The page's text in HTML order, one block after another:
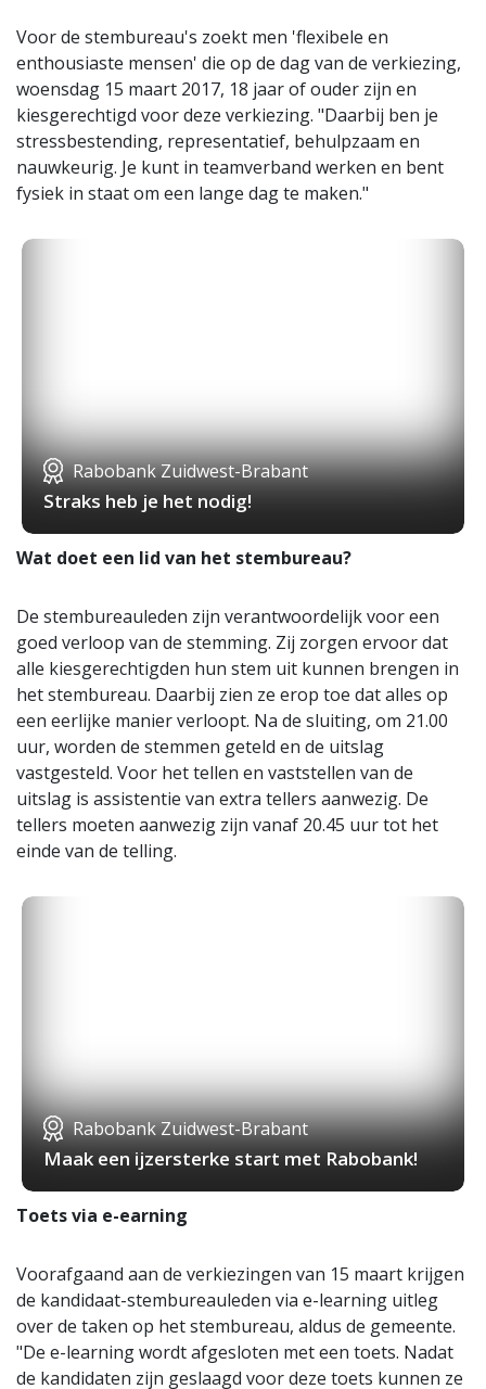
Voor de stembureau's zoekt men 'flexibele en
enthousiaste mensen' die op de dag van de verkiezing,
woensdag 15 maart 2017, 18 jaar of ouder zijn en
kiesgerechtigd voor deze verkiezing. "Daarbij ben je
stressbestending, representatief, behulpzaam en
nauwkeurig. Je kunt in teamverband werken en bent
fysiek in staat om een lange dag te maken."
Rabobank Zuidwest-Brabant
Straks heb je het nodig!
Wat doet een lid van het stembureau?
De stembureauleden zijn verantwoordelijk voor een
goed verloop van de stemming. Zij zorgen ervoor dat
alle kiesgerechtigden hun stem uit kunnen brengen in
het stembureau. Daarbij zien ze erop toe dat alles op
een eerlijke manier verloopt. Na de sluiting, om 21.00
uur, worden de stemmen geteld en de uitslag
vastgesteld. Voor het tellen en vaststellen van de
uitslag is assistentie van extra tellers aanwezig. De
tellers moeten aanwezig zijn vanaf 20.45 uur tot het
einde van de telling.
Rabobank Zuidwest-Brabant
Maak een ijzersterke start met Rabobank!
Toets via e-earning
Voorafgaand aan de verkiezingen van 15 maart krijgen
de kandidaat-stembureauleden via e-learning uitleg
over de taken op het stembureau, aldus de gemeente.
"De e-learning wordt afgesloten met een toets. Nadat
de kandidaten zijn geslaagd voor deze toets kunnen ze